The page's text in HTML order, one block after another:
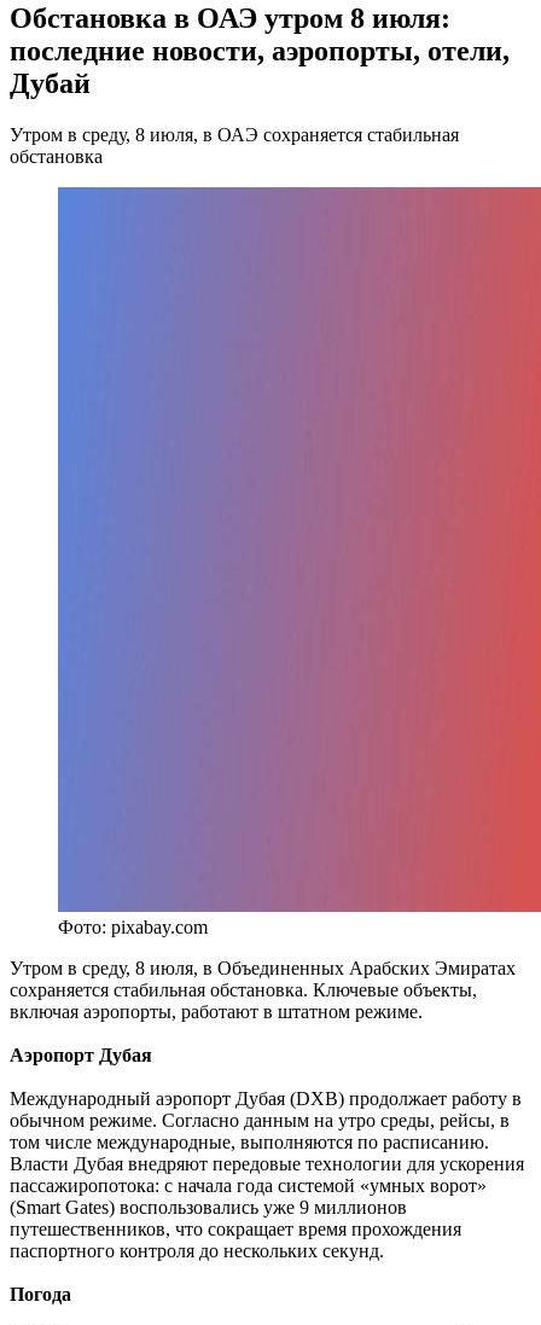
Обстановка в ОАЭ утром 8 июля:
последние новости, аэропорты, отели,
Дубай
Утром в среду, 8 июля, в ОАЭ сохраняется стабильная
обстановка
Фото: pixabay.com
Утром в среду, 8 июля, в Объединенных Арабских Эмиратах
сохраняется стабильная обстановка. Ключевые объекты,
включая аэропорты, работают в штатном режиме.
Аэропорт Дубая
Международный аэропорт Дубая (DXB) продолжает работу в
обычном режиме. Согласно данным на утро среды, рейсы, в
том числе международные, выполняются по расписанию.
Власти Дубая внедряют передовые технологии для ускорения
пассажиропотока: с начала года системой «умных ворот»
(Smart Gates) воспользовались уже 9 миллионов
путешественников, что сокращает время прохождения
паспортного контроля до нескольких секунд.
Погода